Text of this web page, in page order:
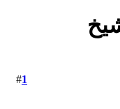
1